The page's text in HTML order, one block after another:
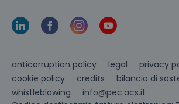
anticorruption policy legal
privacy
cookie policy
credits
bilancio di
whistleblowing
info@pec.acs.it